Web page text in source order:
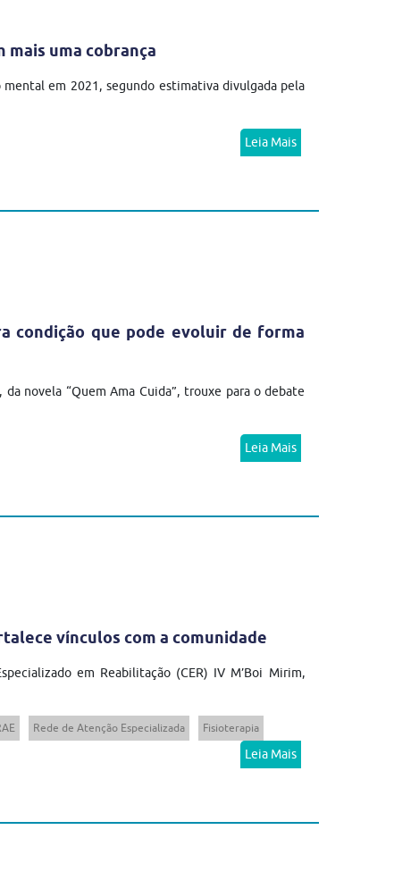
uma cobrança
em 2021, segundo estimativa divulgada pela
Leia Mais
condição que pode evoluir de forma
novela “Quem Ama Cuida”, trouxe para o debate
Leia Mais
vínculos com a comunidade
em Reabilitação (CER) IV M’Boi Mirim,
Rede de Atenção Especializada
Fisioterapia
Leia Mais